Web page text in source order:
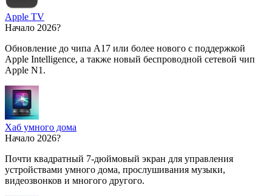
Apple TV
Начало 2026?
Обновление до чипа A17 или более нового с поддержкой
Apple Intelligence, а также новый беспроводной сетевой чип
Apple N1.
Хаб умного дома
Начало 2026?
Почти квадратный 7-дюймовый экран для управления
устройствами умного дома, прослушивания музыки,
видеозвонков и многого другого.